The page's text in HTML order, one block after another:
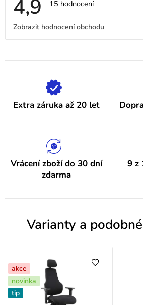
4,9 Průměrné
je
hvězdiček.
15 hodnocení
V
ý
p
h
o
e
Zobrazit hodnocení obchodu
Extra záruka až 20 let
Vrácení zboží do 30 dní
zdarma
9 z
Varianty a
akce
novinka
tip